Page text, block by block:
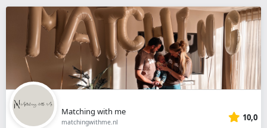
Matching with me
matchingwithme.nl 10,0